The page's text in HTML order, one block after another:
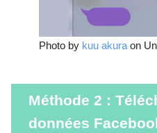
Photo by kuu akura on
Méthode 2 :
données